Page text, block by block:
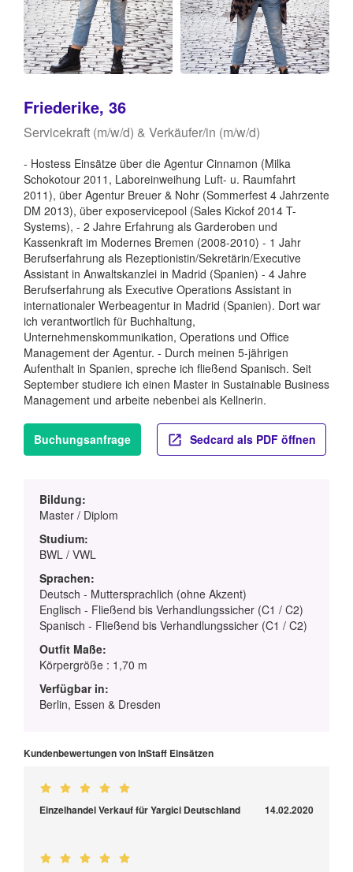
Friederike, 36
Servicekraft (m/w/d) & Verkäufer/in (m/w/d)
- Hostess Einsätze über die Agentur Cinnamon (Milka
Schokotour 2011, Laboreinweihung Luft- u. Raumfahrt
2011), über Agentur Breuer & Nohr (Sommerfest 4 Jahrzente
DM 2013), über exposervicepool (Sales Kickof 2014 T-
Systems), - 2 Jahre Erfahrung als Garderoben und
Kassenkraft im Modernes Bremen (2008-2010) - 1 Jahr
Berufserfahrung als Rezeptionistin/Sekretärin/Executive
Assistant in Anwaltskanzlei in Madrid (Spanien) - 4 Jahre
Berufserfahrung als Executive Operations Assistant in
internationaler Werbeagentur in Madrid (Spanien). Dort war
ich verantwortlich für Buchhaltung,
Unternehmenskommunikation, Operations und Office
Management der Agentur. - Durch meinen 5-jährigen
Aufenthalt in Spanien, spreche ich fließend Spanisch. Seit
September studiere ich einen Master in Sustainable Business
Management und arbeite nebenbei als Kellnerin.
Buchungsanfrage Sedcard als PDF öffnen
Bildung:
Master / Diplom
Studium:
BWL / VWL
Sprachen:
Deutsch - Muttersprachlich (ohne Akzent)
Englisch - Fließend bis Verhandlungssicher (C1 / C2)
Spanisch - Fließend bis Verhandlungssicher (C1 / C2)
Outfit Maße:
Körpergröße : 1,70 m
Verfügbar in:
Berlin, Essen & Dresden
Kundenbewertungen von InStaff Einsätzen
Einzelhandel Verkauf für Yargici Deutschland 14.02.2020